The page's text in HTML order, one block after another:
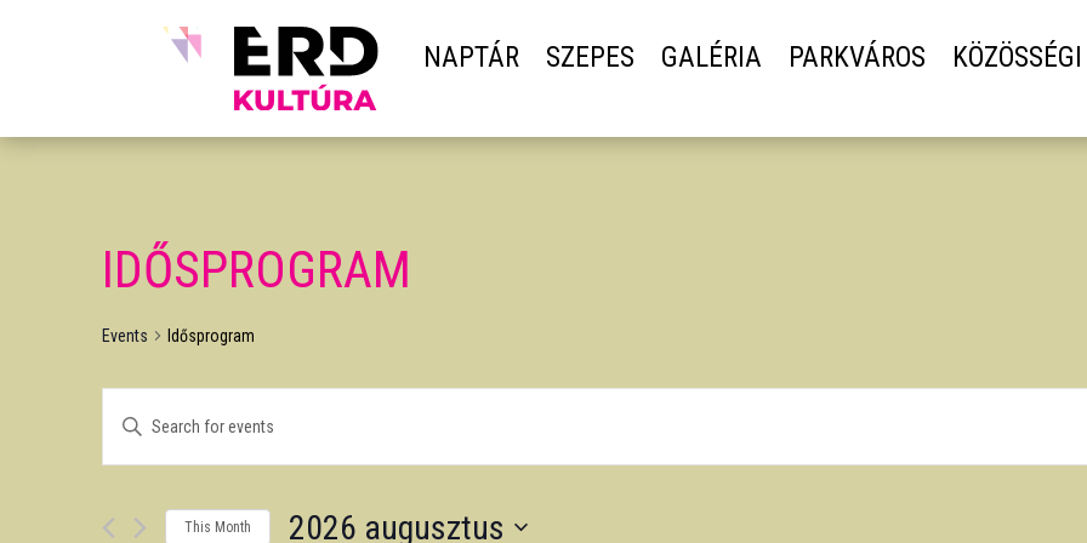
NAPTÁR SZEPES GALÉRIA PARKVÁROS
IDŐSPROGRAM
Events Idősprogram
SEARCH
AND
NAVIGATION
Enter
for
This Month 2026 augusztus